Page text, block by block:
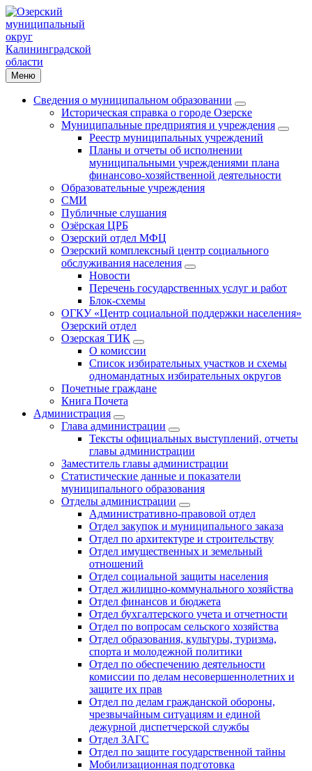
Меню
Сведения о муниципальном образовании
Историческая справка о городе Озерске
Муниципальные предприятия и учреждения
Реестр муниципальных учреждений
Планы и отчеты об исполнении
муниципальными учреждениями плана
финансово-хозяйственной деятельности
Образовательные учреждения
СМИ
Публичные слушания
Озёрская ЦРБ
Озерский отдел МФЦ
Озерский комплексный центр социального
обслуживания населения
Новости
Перечень государственных услуг и работ
Блок-схемы
ОГКУ «Центр социальной поддержки населения»
Озерский отдел
Озерская ТИК
О комиссии
Список избирательных участков и схемы
одномандатных избирательных округов
Почетные граждане
Книга Почета
Администрация
Глава администрации
Тексты официальных выступлений, отчеты
главы администрации
Заместитель главы администрации
Статистические данные и показатели
муниципального образования
Отделы администрации
Административно-правовой отдел
Отдел закупок и муниципального заказа
Отдел по архитектуре и строительству
Отдел имущественных и земельный
отношений
Отдел социальной защиты населения
Отдел жилищно-коммунального хозяйства
Отдел финансов и бюджета
Отдел бухгалтерского учета и отчетности
Отдел по вопросам сельского хозяйства
Отдел образования, культуры, туризма,
спорта и молодежной политики
Отдел по обеспечению деятельности
комиссии по делам несовершеннолетних и
защите их прав
Отдел по делам гражданской обороны,
чрезвычайным ситуациям и единой
дежурной диспетчерской службы
Отдел ЗАГС
Отдел по защите государственной тайны
Мобилизационная подготовка